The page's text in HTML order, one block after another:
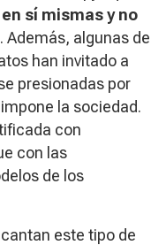
sí mismas y no
. Además, algunas de
han invitado a
presionadas por
la sociedad.
con
con las
de los
este tipo de